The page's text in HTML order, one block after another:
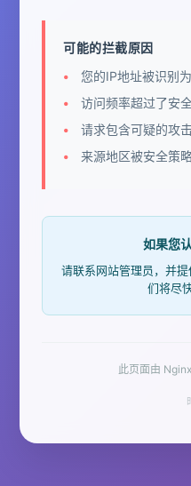
可能的拦截原因
您的IP地址被识别
访问频率超过了安
请求包含可疑的攻
来源地区被安全策
如果您
请联系网站管理员，并
们将尽
此页面由